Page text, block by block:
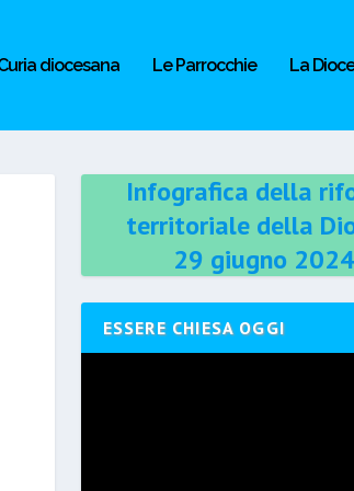
diocesana Le Parrocchie La
Infografica della
territoriale della
29 giugno 2024
ESSERE CHIESA OGGI